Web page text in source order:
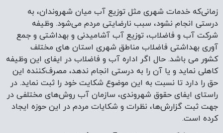
زمانی‌که خدمات شهری مثل توزیع آب میان شهروندان، به
درستی انجام نشود، سبب نارضایتی مردم می‌شود. وظیفه
شرکت آب و فاضلاب، توزیع آب آشامیدنی و بهداشتی و جمع
آوری بهداشتی فاضلاب مناطق شهری استان های مختلف
کشور می باشد. حال اگر اداره آب و فاضلاب در ایفای این وظیفه
کاهلی نماید و یا آن را به درستی انجام ندهد، مصرف‌کننده این
حق را دارد تا نسبت به این موضوع شکایت خود را ثبت نماید. در
راستای ایفای حقوق شهروندی، سازمان آب روش‌های مختلفی در
جهت ثبت گزارش‌ها، نظرات و شکایات مردم در این حوزه ایجاد
کرده است.